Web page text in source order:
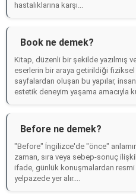
hastalıklarına karşı...
Book ne demek?
Kitap, düzenli bir şekilde yazılmış
eserlerin bir araya getirildiği
sayfalardan oluşan bu yapılar,
estetik deneyim yaşama amacıyla
Before ne demek?
"Before" İngilizce'de "önce"
zaman, sıra veya sebep-sonuç
ifade, günlük konuşmalardan
yelpazede yer alır....